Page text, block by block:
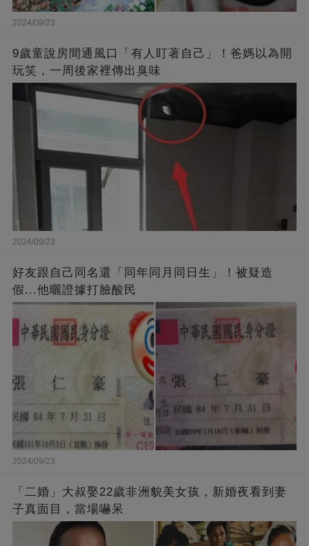
2024/09/23
9歲童說房間通風口「有人盯著自己」！爸媽以為開
玩笑，一周後家裡傳出臭味
2024/09/23
好友跟自己同名還「同年同月同日生」！被疑造
假...他曬證據打臉酸民
2024/09/23
「二婚」大叔娶22歲非洲貌美女孩，新婚夜看到妻
子真面目，當場嚇呆